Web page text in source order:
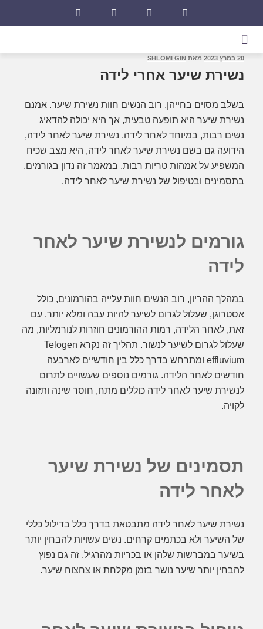
20 במרץ 2023 מאת SHLOMI GIN
נשירת שיער אחרי לידה
בשלב מסוים בחייהן, רוב הנשים חוות נשירת שיער. אמנם
נשירת שיער היא תופעה טבעית, אך היא יכולה להדאיג
נשים רבות, במיוחד לאחר לידה. נשירת שיער לאחר לידה,
הידועה גם בשם נשירת שיער לאחר לידה, היא מצב שכיח
המשפיע על אמהות טריות רבות. במאמר זה נדון בגורמים,
בתסמינים ובטיפול של נשירת שיער לאחר לידה.
גורמים לנשירת שיער לאחר
לידה
במהלך ההריון, רוב הנשים חוות עלייה בהורמונים, כולל
אסטרוגן, שעלול לגרום לשיער להיות עבה ומלא יותר. עם
זאת, לאחר הלידה, רמות ההורמונים חוזרות לנורמליות, מה
שעלול לגרום לשיער לנשור. תהליך זה נקרא Telogen
effluvium ומתרחש בדרך כלל בין חודשיים לארבעה
חודשים לאחר הלידה. גורמים נוספים שעשויים לתרום
לנשירת שיער לאחר לידה כוללים מתח, חוסר שינה ותזונה
לקויה.
תסמינים של נשירת שיער
לאחר לידה
נשירת שיער לאחר לידה מתבטאת בדרך כלל בדילול כללי
של השיער ולא בכתמים קרחים. נשים עשויות להבחין יותר
בשיער במברשות שלהן או בכריות מהרגיל. זה גם נפוץ
להבחין יותר שיער נושר בזמן מקלחת או צחצוח שיער.